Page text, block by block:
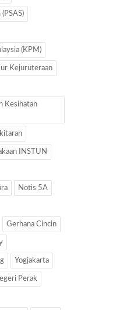
(KPM)
Kejuruteraan
Kesihatan
INSTUN
Notis 5A
Gerhana Cincin
Yogjakarta
Perak